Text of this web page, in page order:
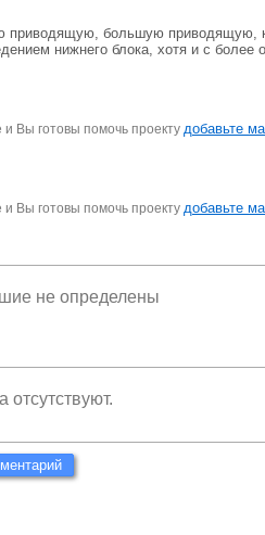
большую приводящую,
нижнего блока, хотя и с более
Вы готовы помочь проекту добавьте
Вы готовы помочь проекту добавьте
не определены
отсутствуют.